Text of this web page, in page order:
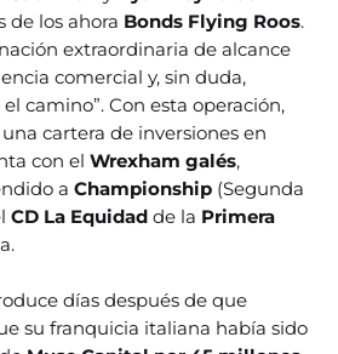
de los ahora Bonds Flying Roos.
extraordinaria de alcance
comercial y, sin duda,
camino”. Con esta operación,
cartera de inversiones en
con elWrexham galés,
aChampionship (Segunda
CD La Equidad de la Primera
días después de que
su franquicia italiana había sido